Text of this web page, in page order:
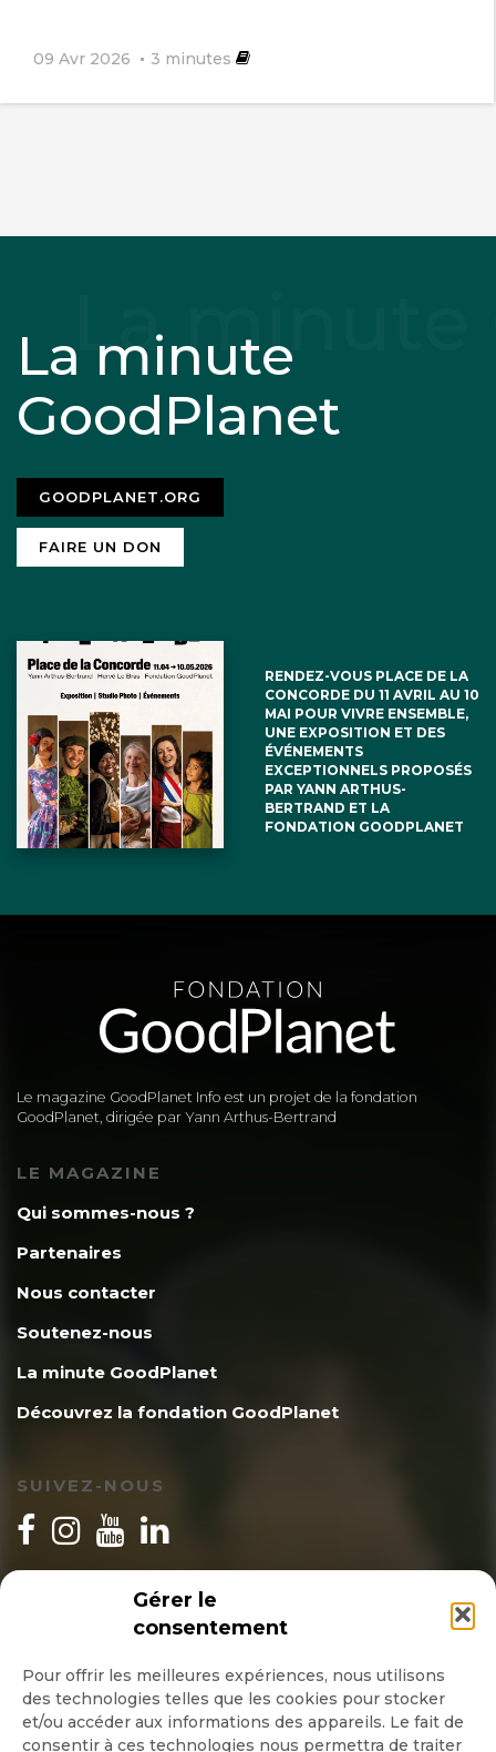
Gérer le
consentement
Pour offrir les meilleures expériences, nous utilisons
des technologies telles que les cookies pour stocker
et/ou accéder aux informations des appareils. Le fait de
consentir à ces technologies nous permettra de traiter
09 Avr 2026 3 minutes
La minute
GoodPlanet
GOODPLANET.ORG
FAIRE UN DON
RENDEZ-VOUS PLACE DE LA
CONCORDE DU 11 AVRIL AU 10
MAI POUR VIVRE ENSEMBLE,
UNE EXPOSITION ET DES
ÉVÉNEMENTS
EXCEPTIONNELS PROPOSÉS
PAR YANN ARTHUS-
BERTRAND ET LA
FONDATION GOODPLANET
Le magazine GoodPlanet Info est un projet de la fondation
GoodPlanet, dirigée par Yann Arthus-Bertrand
LE MAGAZINE
Qui sommes-nous ?
Partenaires
Nous contacter
Soutenez-nous
La minute GoodPlanet
Découvrez la fondation GoodPlanet
SUIVEZ-NOUS
INSCRIPTION NEWSLETTER
Quotidienne